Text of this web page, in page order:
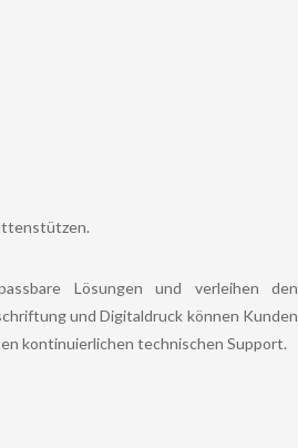
Lösungen und verleihen den
und Digitaldruck können Kunden
kontinuierlichen technischen Support.